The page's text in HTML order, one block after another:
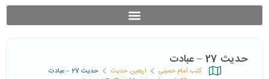
حدیث 27 – عبادت
کتب امام خمینی اربعین حدیث
حدیث 27 – عبادت